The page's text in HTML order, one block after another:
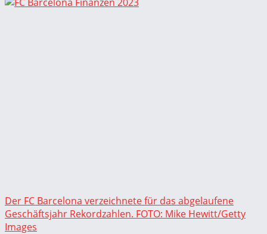
Der FC Barcelona verzeichnete für das abgelaufene
Geschäftsjahr Rekordzahlen. FOTO: Mike Hewitt/Getty
Images